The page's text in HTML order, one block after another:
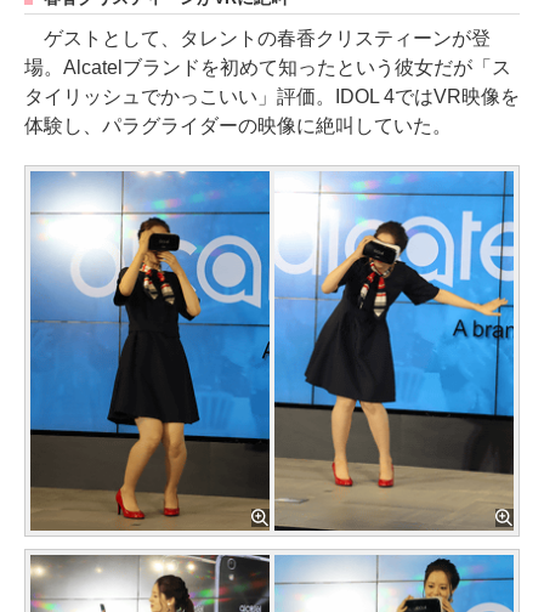
ゲストとして、タレントの春香クリスティーンが登
場。Alcatelブランドを初めて知ったという彼女だが「ス
タイリッシュでかっこいい」評価。IDOL 4ではVR映像を
体験し、パラグライダーの映像に絶叫していた。